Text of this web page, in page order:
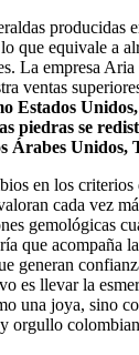
producidas
que equivale a
La empresa
ventas
Estados
piedras se
Árabes Unidos,
en los
cada vez
gemológicas
que acompaña
generan
es llevar la
una joya, sino
orgullo